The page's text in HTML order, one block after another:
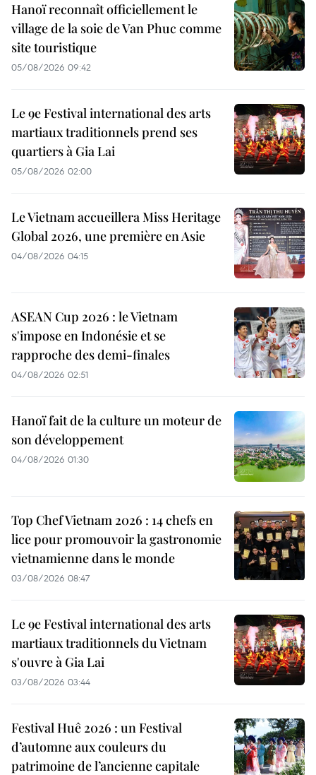
Hanoï reconnaît officiellement le
village de la soie de Van Phuc comme
site touristique
05/08/2026 09:42
Le 9e Festival international des arts
martiaux traditionnels prend ses
quartiers à Gia Lai
05/08/2026 02:00
Le Vietnam accueillera Miss Heritage
Global 2026, une première en Asie
04/08/2026 04:15
ASEAN Cup 2026 : le Vietnam
s'impose en Indonésie et se
rapproche des demi-finales
04/08/2026 02:51
Hanoï fait de la culture un moteur de
son développement
04/08/2026 01:30
Top Chef Vietnam 2026 : 14 chefs en
lice pour promouvoir la gastronomie
vietnamienne dans le monde
03/08/2026 08:47
Le 9e Festival international des arts
martiaux traditionnels du Vietnam
s'ouvre à Gia Lai
03/08/2026 03:44
Festival Huê 2026 : un Festival
d’automne aux couleurs du
patrimoine de l’ancienne capitale